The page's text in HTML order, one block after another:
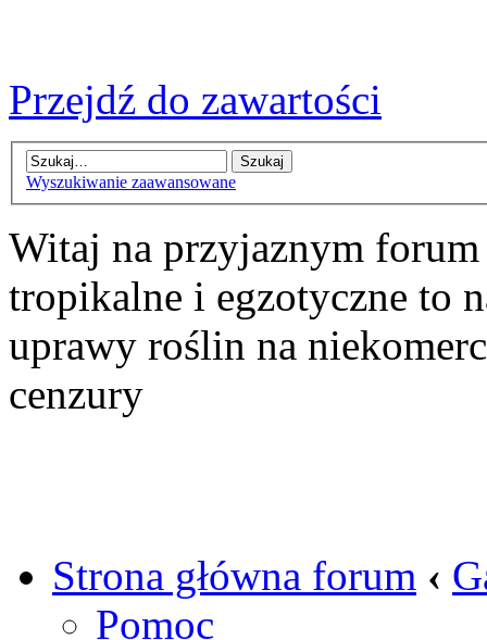
Przejdź do zawartości
Wyszukiwanie zaawansowane
Witaj na przyjaznym
tropikalne i egzotyczne to
uprawy roślin na
cenzury
Strona główna forum ‹
Pomoc